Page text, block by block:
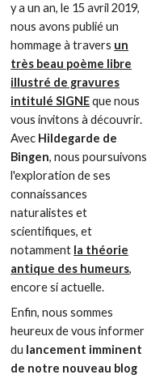
y a un an, le 15 avril 2019,
nous avons publié un
hommage à travers un
très beau poème libre
illustré de gravures
intitulé SIGNEque nous
vous invitons à découvrir.
Avec Hildegarde de
Bingen, nous poursuivons
l'exploration de ses
connaissances
naturalistes et
scientifiques, et
notamment la théorie
antique des humeurs,
encore si actuelle.
Enfin, nous sommes
heureux de vous informer
du lancement imminent
de notre nouveau blog